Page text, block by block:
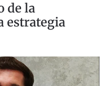
de la
estrategia